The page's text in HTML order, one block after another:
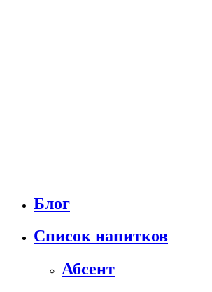
Блог
Список напитков
Абсент